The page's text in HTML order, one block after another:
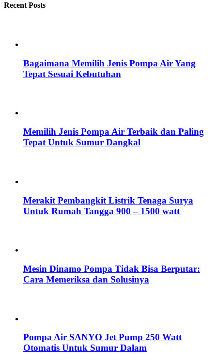
Recent Posts
Bagaimana Memilih Jenis Pompa Air Yang
Tepat Sesuai Kebutuhan
Memilih Jenis Pompa Air Terbaik dan Paling
Tepat Untuk Sumur Dangkal
Merakit Pembangkit Listrik Tenaga Surya
Untuk Rumah Tangga 900 – 1500 watt
Mesin Dinamo Pompa Tidak Bisa Berputar:
Cara Memeriksa dan Solusinya
Pompa Air SANYO Jet Pump 250 Watt
Otomatis Untuk Sumur Dalam